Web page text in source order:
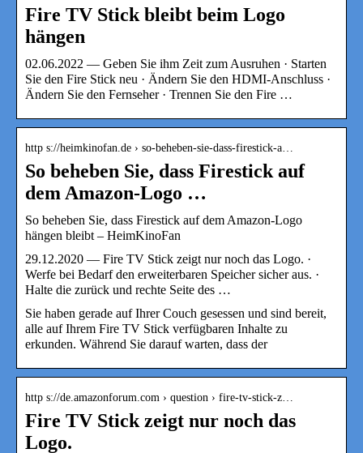
Fire TV Stick bleibt beim Logo
hängen
02.06.2022 — Geben Sie ihm Zeit zum Ausruhen · Starten
Sie den Fire Stick neu · Ändern Sie den HDMI-Anschluss ·
Ändern Sie den Fernseher · Trennen Sie den Fire …
http s://heimkinofan.de › so-beheben-sie-dass-firestick-a…
So beheben Sie, dass Firestick auf
dem Amazon-Logo …
So beheben Sie, dass Firestick auf dem Amazon-Logo
hängen bleibt – HeimKinoFan
29.12.2020 — Fire TV Stick zeigt nur noch das Logo. ·
Werfe bei Bedarf den erweiterbaren Speicher sicher aus. ·
Halte die zurück und rechte Seite des …
Sie haben gerade auf Ihrer Couch gesessen und sind bereit,
alle auf Ihrem Fire TV Stick verfügbaren Inhalte zu
erkunden. Während Sie darauf warten, dass der
http s://de.amazonforum.com › question › fire-tv-stick-z…
Fire TV Stick zeigt nur noch das
Logo.